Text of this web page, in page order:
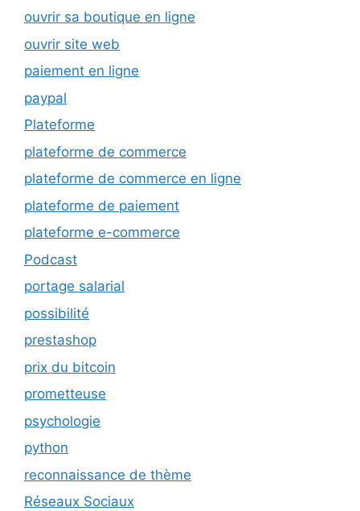
ouvrir sa boutique en ligne
ouvrir site web
paiement en ligne
paypal
Plateforme
plateforme de commerce
plateforme de commerce en ligne
plateforme de paiement
plateforme e-commerce
Podcast
portage salarial
possibilité
prestashop
prix du bitcoin
prometteuse
psychologie
python
reconnaissance de thème
Réseaux Sociaux